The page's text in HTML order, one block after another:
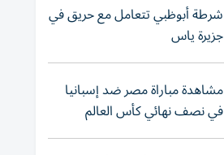
شرطة أبوظبي تتعامل مع حريق في
جزيرة ياس
مشاهدة مباراة مصر ضد إسبانيا
في نصف نهائي كأس العالم
لناشئات اليد 2026